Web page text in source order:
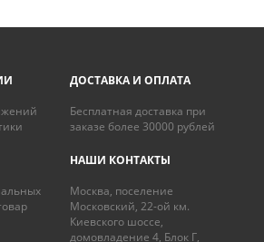
ДОСТАВКА И ОПЛАТА
Бесплатная доставка при
заказе более 30000 рублей
НАШИ КОНТАКТЫ
Москва, поселение
Московский, 22-ой км.
Киевского шоссе,
домовладение 4, Блок Г,